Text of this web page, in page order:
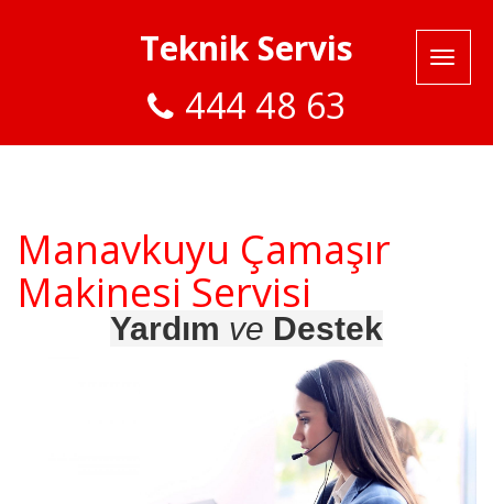
Teknik Servis
444 48 63
Manavkuyu Çamaşır
Makinesi Servisi
Yardım ve Destek